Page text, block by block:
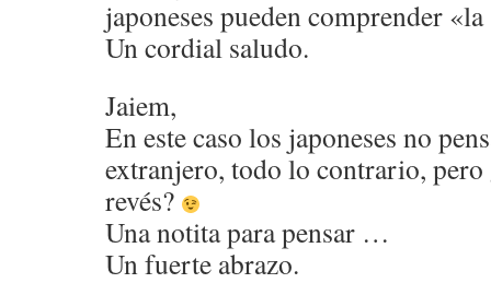
japoneses pueden comprender
Un cordial saludo.
Jaiem,
En este caso los japoneses no
extranjero, todo lo contrario, pero
revés?
Una notita para pensar …
Un fuerte abrazo.